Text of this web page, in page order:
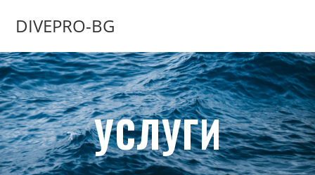
DIVEPRO-BG
УСЛУГИ